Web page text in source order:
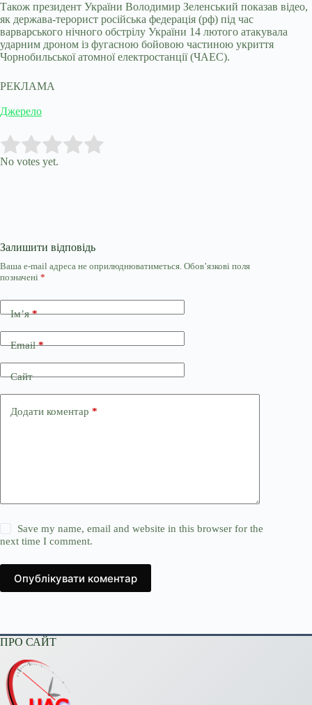
Також президент України Володимир Зеленський показав відео,
як держава-терорист російська федерація (рф) під час
варварського нічного обстрілу України 14 лютого атакувала
ударним дроном із фугасною бойовою частиною укриття
Чорнобильської атомної електростанції (ЧАЕС).
РЕКЛАМА
Джерело
Rate this item:
No votes yet.
Залишити відповідь
Ваша e-mail адреса не оприлюднюватиметься. Обов’язкові поля
позначені *
Ім’я*
Email*
Сайт
Додати коментар *
Save my name, email and website in this browser for the
next time I comment.
Опублікувати коментар
ПРО САЙТ